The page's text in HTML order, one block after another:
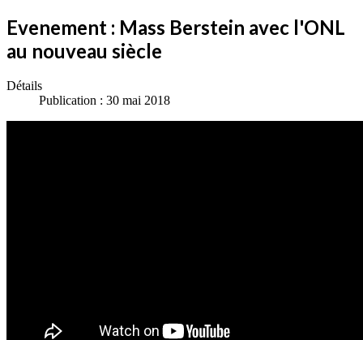
Evenement : Mass Berstein avec l'ONL
au nouveau siècle
Détails
Publication : 30 mai 2018